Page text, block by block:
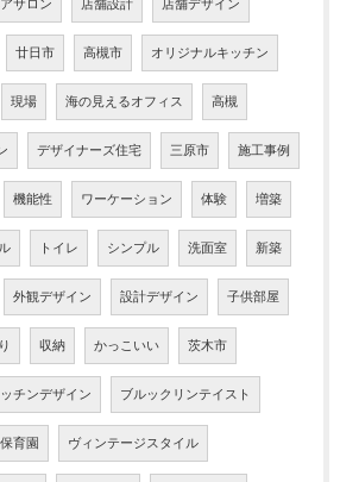
サロン 店舗設計 店舗デザイン
廿日市 高槻市 オリジナルキッチン
現場 海の見えるオフィス 高槻
デザイナーズ住宅 三原市 施工事例
機能性 ワーケーション 体験 増築
トイレ シンプル 洗面室 新築
外観デザイン 設計デザイン 子供部屋
収納 かっこいい 茨木市
チンデザイン ブルックリンテイスト
保育園 ヴィンテージスタイル